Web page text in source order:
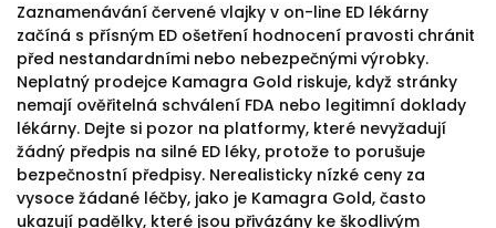
Zaznamenávání červené vlajky v on-line ED lékárny
začíná s přísným ED ošetření hodnocení pravosti chránit
před nestandardními nebo nebezpečnými výrobky.
Neplatný prodejce Kamagra Gold riskuje, když stránky
nemají ověřitelná schválení FDA nebo legitimní doklady
lékárny. Dejte si pozor na platformy, které nevyžadují
žádný předpis na silné ED léky, protože to porušuje
bezpečnostní předpisy. Nerealisticky nízké ceny za
vysoce žádané léčby, jako je Kamagra Gold, často
ukazují padělky, které jsou přivázány ke škodlivým